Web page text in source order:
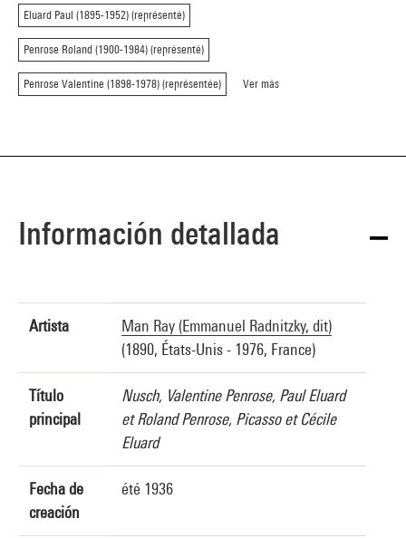
Eluard Paul (1895-1952) (représenté)
Penrose Roland (1900-1984) (représenté)
Penrose Valentine (1898-1978) (représentée) Ver más
Información detallada
Artista
Man Ray (Emmanuel Radnitzky, dit)
(1890, États-Unis - 1976, France)
Título
principal
Nusch, Valentine Penrose, Paul Eluard
et Roland Penrose, Picasso et Cécile
Eluard
Fecha de
creación
été 1936